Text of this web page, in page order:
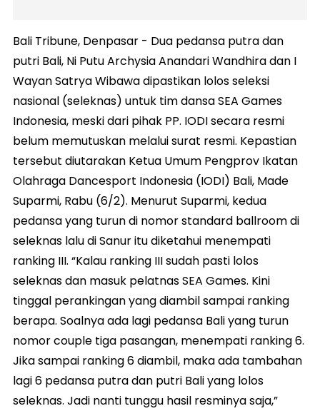
Bali Tribune, Denpasar - Dua pedansa putra dan
putri Bali, Ni Putu Archysia Anandari Wandhira dan I
Wayan Satrya Wibawa dipastikan lolos seleksi
nasional (seleknas) untuk tim dansa SEA Games
Indonesia, meski dari pihak PP. IODI secara resmi
belum memutuskan melalui surat resmi. Kepastian
tersebut diutarakan Ketua Umum Pengprov Ikatan
Olahraga Dancesport Indonesia (IODI) Bali, Made
Suparmi, Rabu (6/2). Menurut Suparmi, kedua
pedansa yang turun di nomor standard ballroom di
seleknas lalu di Sanur itu diketahui menempati
ranking III. “Kalau ranking III sudah pasti lolos
seleknas dan masuk pelatnas SEA Games. Kini
tinggal perankingan yang diambil sampai ranking
berapa. Soalnya ada lagi pedansa Bali yang turun
nomor couple tiga pasangan, menempati ranking 6.
Jika sampai ranking 6 diambil, maka ada tambahan
lagi 6 pedansa putra dan putri Bali yang lolos
seleknas. Jadi nanti tunggu hasil resminya saja,”